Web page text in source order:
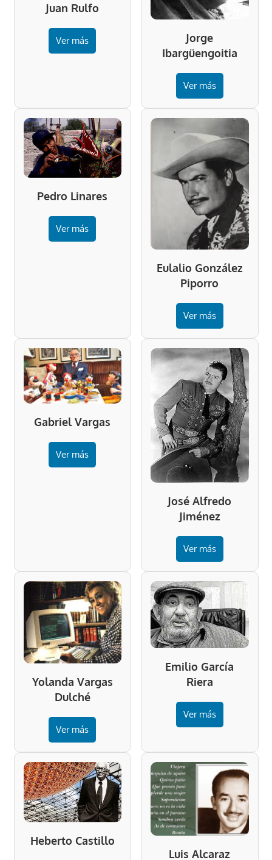
Juan Rulfo
Ver más
Jorge
Ibargüengoitia
Ver más
Pedro Linares
Ver más
Eulalio González
Piporro
Ver más
Gabriel Vargas
Ver más
José Alfredo
Jiménez
Ver más
Yolanda Vargas
Dulché
Ver más
Emilio García
Riera
Ver más
Heberto Castillo
Luis Alcaraz